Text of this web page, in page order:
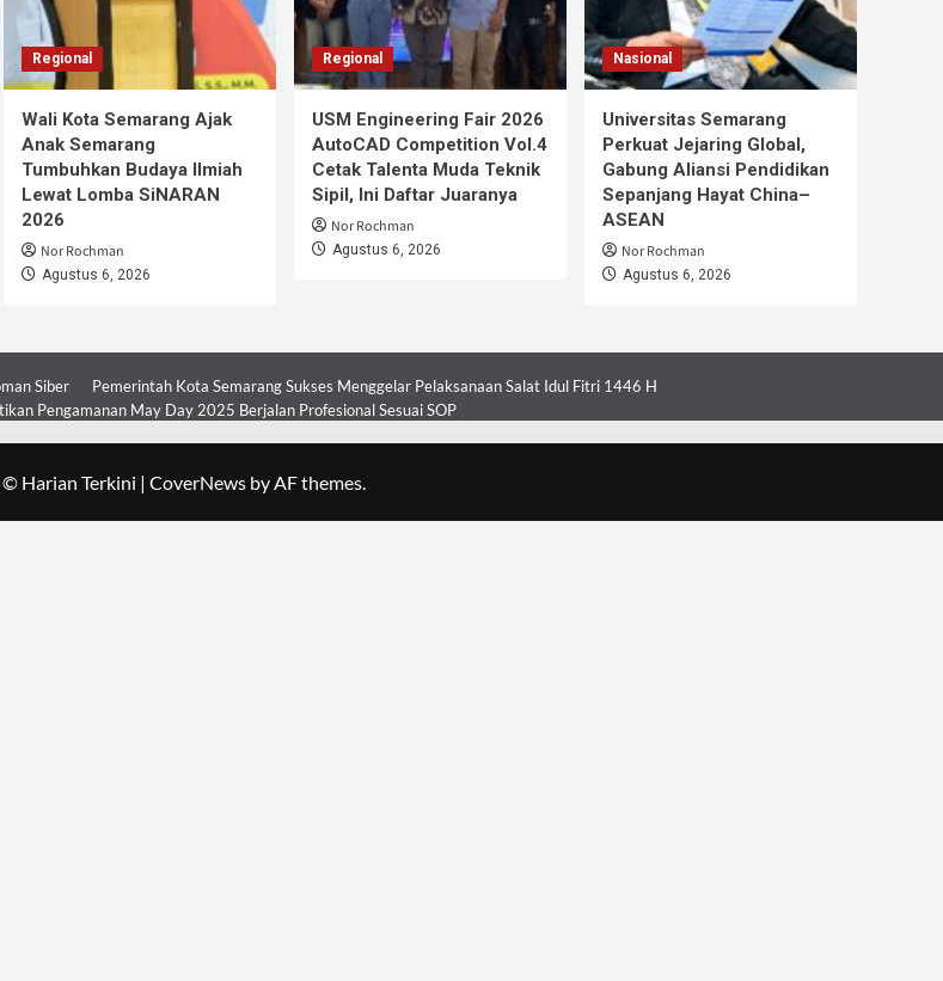
Regional
Wali Kota Semarang Ajak
Anak Semarang
Tumbuhkan Budaya Ilmiah
Lewat Lomba SiNARAN
2026
Nor Rochman
Agustus 6, 2026
Regional
USM Engineering Fair 2026
AutoCAD Competition Vol.4
Cetak Talenta Muda Teknik
Sipil, Ini Daftar Juaranya
Nor Rochman
Agustus 6, 2026
Nasional
Universitas Semarang
Perkuat Jejaring Global,
Gabung Aliansi Pendidikan
Sepanjang Hayat China–
ASEAN
Nor Rochman
Agustus 6, 2026
Siber
Pemerintah Kota Semarang Sukses Menggelar Pelaksanaan Salat Idul Fitri 1446 H
Pengamanan May Day 2025 Berjalan Profesional Sesuai SOP
Harian Terkini | CoverNewsby AF themes.